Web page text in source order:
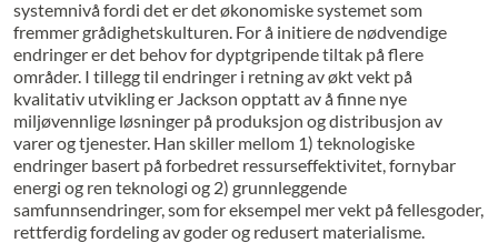
systemnivå fordi det er det økonomiske systemet som
fremmer grådighetskulturen. For å initiere de nødvendige
endringer er det behov for dyptgripende tiltak på flere
områder. I tillegg til endringer i retning av økt vekt på
kvalitativ utvikling er Jackson opptatt av å finne nye
miljøvennlige løsninger på produksjon og distribusjon av
varer og tjenester. Han skiller mellom 1) teknologiske
endringer basert på forbedret ressurseffektivitet, fornybar
energi og ren teknologi og 2) grunnleggende
samfunnsendringer, som for eksempel mer vekt på fellesgoder,
rettferdig fordeling av goder og redusert materialisme.